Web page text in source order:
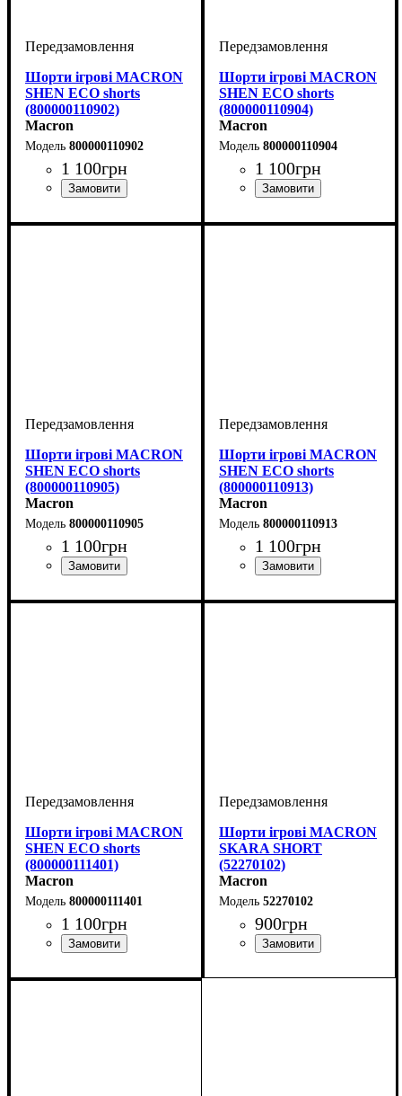
Шорти ігрові MACRON
SHEN ECO shorts
(800000110902)
Macron
800000110902
1 100грн
Шорти ігрові MACRON
SHEN ECO shorts
(800000110904)
Macron
800000110904
1 100грн
Шорти ігрові MACRON
SHEN ECO shorts
(800000110905)
Macron
800000110905
1 100грн
Шорти ігрові MACRON
SHEN ECO shorts
(800000110913)
Macron
800000110913
1 100грн
Шорти ігрові MACRON
SHEN ECO shorts
(800000111401)
Macron
800000111401
1 100грн
Шорти ігрові MACRON
SKARA SHORT
(52270102)
Macron
52270102
900грн